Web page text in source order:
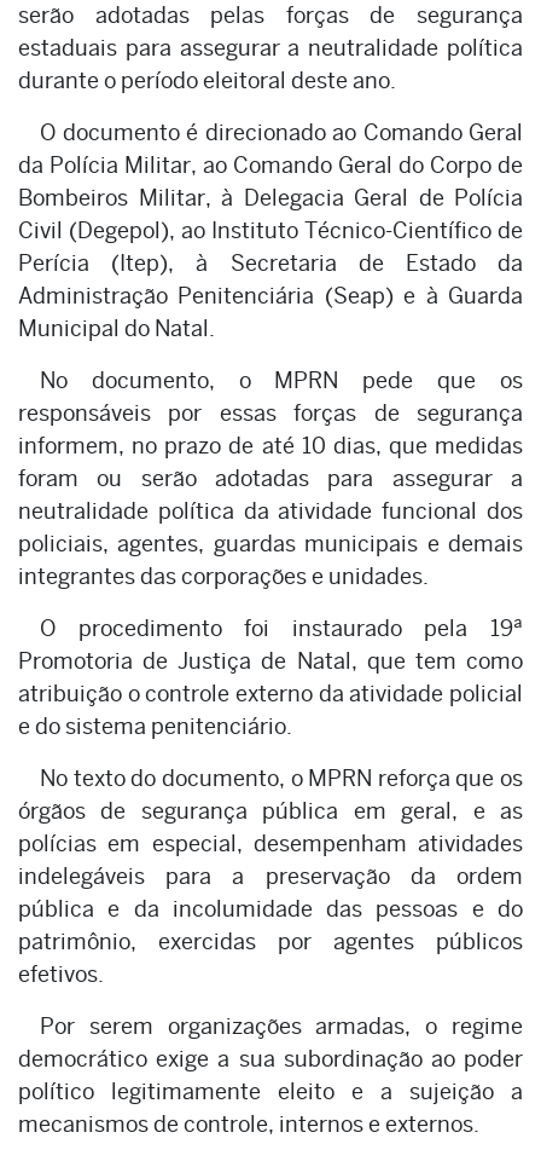
serão adotadas pelas forças de segurança
estaduais para assegurar a neutralidade política
durante o período eleitoral deste ano.
O documento é direcionado ao Comando Geral
da Polícia Militar, ao Comando Geral do Corpo de
Bombeiros Militar, à Delegacia Geral de Polícia
Civil (Degepol), ao Instituto Técnico-Científico de
Perícia (Itep), à Secretaria de Estado da
Administração Penitenciária (Seap) e à Guarda
Municipal do Natal.
No documento, o MPRN pede que os
responsáveis por essas forças de segurança
informem, no prazo de até 10 dias, que medidas
foram ou serão adotadas para assegurar a
neutralidade política da atividade funcional dos
policiais, agentes, guardas municipais e demais
integrantes das corporações e unidades.
O procedimento foi instaurado pela 19ª
Promotoria de Justiça de Natal, que tem como
atribuição o controle externo da atividade policial
e do sistema penitenciário.
No texto do documento, o MPRN reforça que os
órgãos de segurança pública em geral, e as
polícias em especial, desempenham atividades
indelegáveis para a preservação da ordem
pública e da incolumidade das pessoas e do
patrimônio, exercidas por agentes públicos
efetivos.
Por serem organizações armadas, o regime
democrático exige a sua subordinação ao poder
político legitimamente eleito e a sujeição a
mecanismos de controle, internos e externos.